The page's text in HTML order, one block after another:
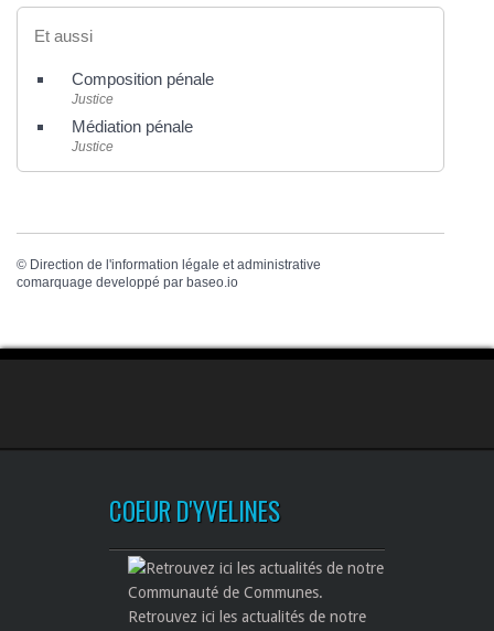
Et aussi
Composition pénale
Justice
Médiation pénale
Justice
© Direction de l'information légale et administrative
comarquage developpé par baseo.io
COEUR D'YVELINES
Retrouvez ici les actualités de notre